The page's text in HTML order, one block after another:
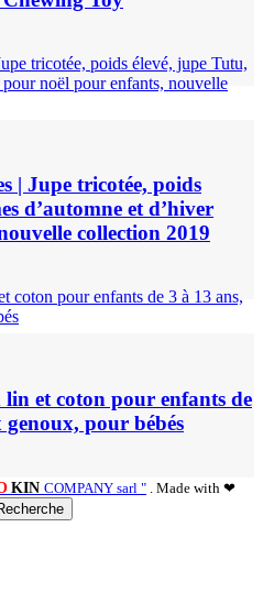
| Jupe tricotée, poids
d’automne et d’hiver
collection 2019
lin et coton pour enfants de
pour bébés
KIN COMPANY sarl " . Made with ❤